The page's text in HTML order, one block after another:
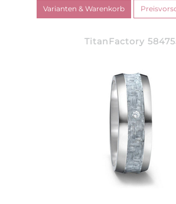
TitanFactory